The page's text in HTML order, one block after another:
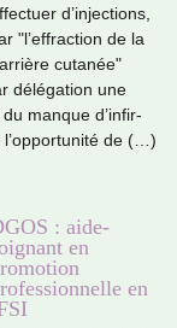
d’injec­tions,
"l’effrac­tion de la
cuta­née"
délé­ga­tion une
manque d’infir­
l’oppor­tu­nité de (…)
: aide-
en
en